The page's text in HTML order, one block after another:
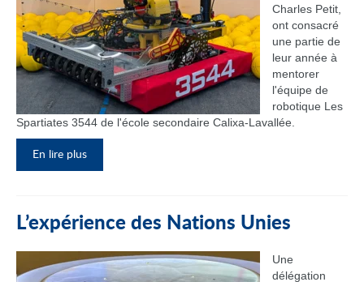
Charles Petit,
ont consacré
une partie de
leur année à
mentorer
l'équipe de
robotique Les
Spartiates 3544 de l'école secondaire Calixa-Lavallée.
En lire plus
L’expérience des Nations Unies
Une
délégation